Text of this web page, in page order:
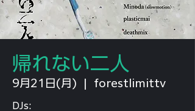
帰れない二人
9月21日(月) forestlimittv
DJs: